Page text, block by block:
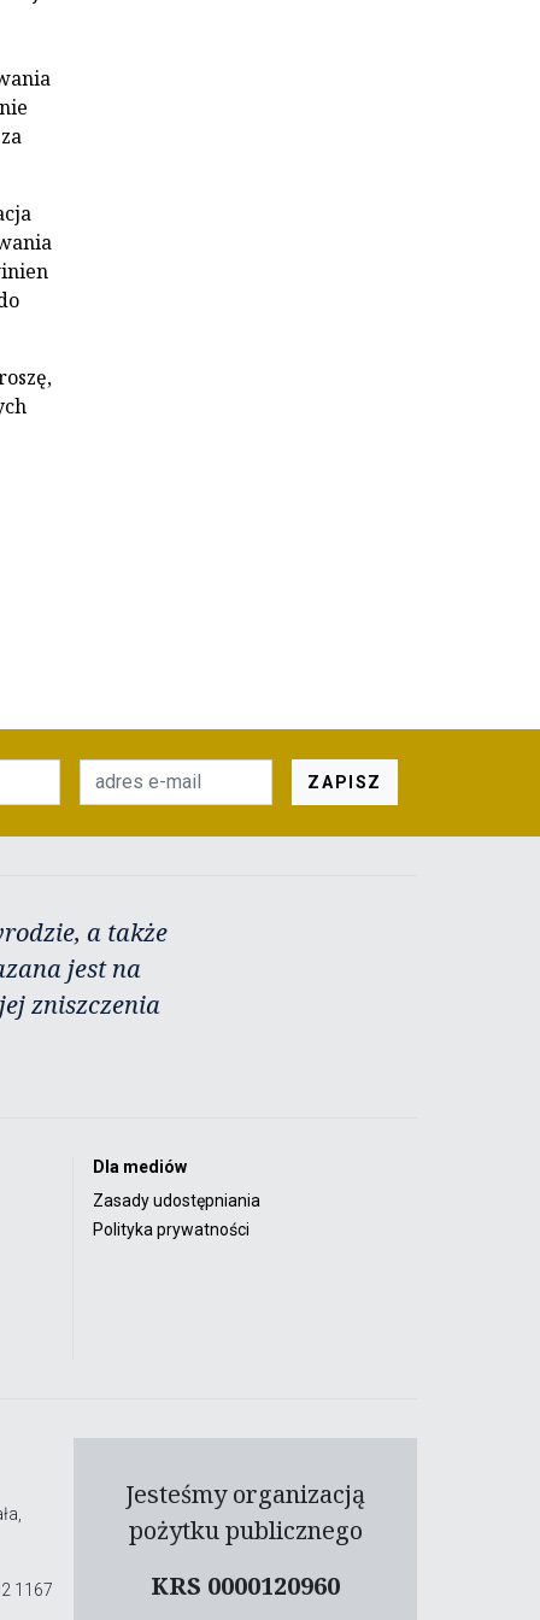
ZAPISZ
a także
jest na
zniszczenia
Dla mediów
Zasady udostępniania
Polityka prywatności
1167
Jesteśmy organizacją
pożytku publicznego
KRS 0000120960